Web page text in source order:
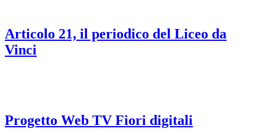
Articolo 21, il periodico del Liceo da
Vinci
Progetto Web TV Fiori digitali